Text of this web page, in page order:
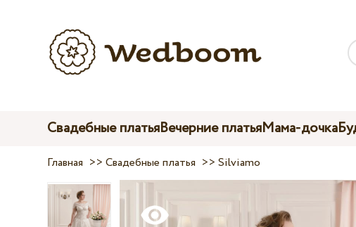
Свадебные платьяВечерние платьяМама-дочка
Главная >>Свадебные платья >>Silviamo